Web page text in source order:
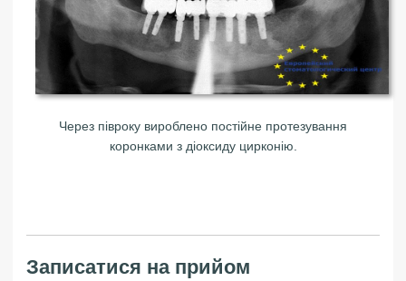
Через півроку вироблено постійне протезування
коронками з діоксиду цирконію.
Записатися на прийом